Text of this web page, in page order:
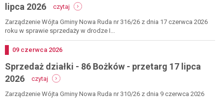
31
lipca
2026
lipca 2026
czytaj
sprzedaż
działki
-
przetarg
2026
Zarządzenie Wójta Gminy Nowa Ruda nr 316/26 z dnia 17 czerwca 2026
roku w sprawie sprzedaży w drodze I...
Dodano
09 czerwca 2026
Sprzedaż działki - 86 Bożków - przetarg 17 lipca
2026
czytaj
sprzedaż
działki
Zarządzenie Wójta Gminy Nowa Ruda nr 310/26 z dnia 9 czerwca 2026